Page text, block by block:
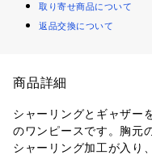
取り寄せ商品について
返品交換について
商品詳細
シャーリングとギャザー
のワンピースです。胸元
シャーリング加工が入り